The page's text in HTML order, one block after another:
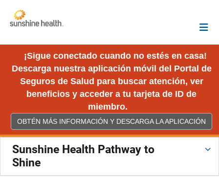
¡Sigue conectado cuando no estés en casa!
Descarga nuestra aplicación móvil del Portal de
Seguros de Salud para buscar atención, ver
beneficios y acceder a tu tarjeta de ID de
miembro.
OBTÉN MÁS INFORMACIÓN Y DESCARGA LA APLICACIÓN
Sunshine Health Pathway to
Shine